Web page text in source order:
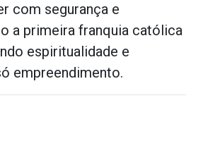
com segurança e
a primeira franquia católica
espiritualidade e
empreendimento.